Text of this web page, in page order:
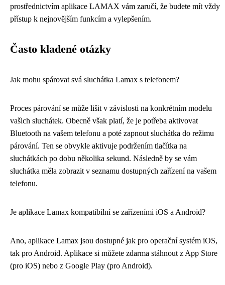
prostřednictvím aplikace LAMAX vám zaručí, že budete mít vždy
přístup k nejnovějším funkcím a vylepšením.
Často kladené otázky
Jak mohu spárovat svá sluchátka Lamax s telefonem?
Proces párování se může lišit v závislosti na konkrétním modelu
vašich sluchátek. Obecně však platí, že je potřeba aktivovat
Bluetooth na vašem telefonu a poté zapnout sluchátka do režimu
párování. Ten se obvykle aktivuje podržením tlačítka na
sluchátkách po dobu několika sekund. Následně by se vám
sluchátka měla zobrazit v seznamu dostupných zařízení na vašem
telefonu.
Je aplikace Lamax kompatibilní se zařízeními iOS a Android?
Ano, aplikace Lamax jsou dostupné jak pro operační systém iOS,
tak pro Android. Aplikace si můžete zdarma stáhnout z App Store
(pro iOS) nebo z Google Play (pro Android).